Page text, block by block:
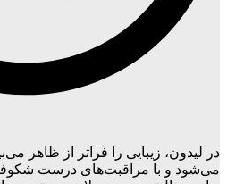
در لیدون، زیبایی را فراتر از ظاهر
می‌شود و با مراقبت‌های درست شکوفا